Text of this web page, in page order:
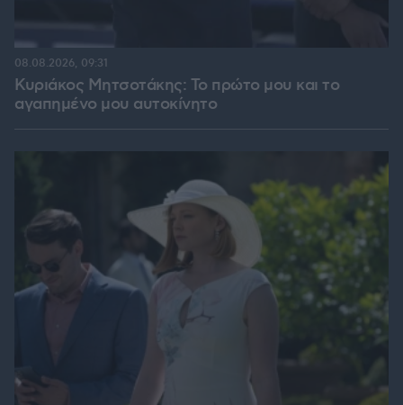
Κυριάκος Μητσοτάκης: Το πρώτο μου και το
αγαπημένο μου αυτοκίνητο
08.08.2026, 09:31